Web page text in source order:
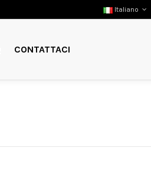
Italiano
CONTATTACI